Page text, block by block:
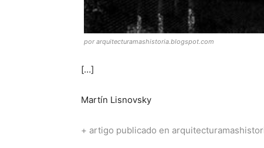
por arquitecturamashistoria.blogspot.com
[…]
Martín Lisnovsky
+ artigo publicado en